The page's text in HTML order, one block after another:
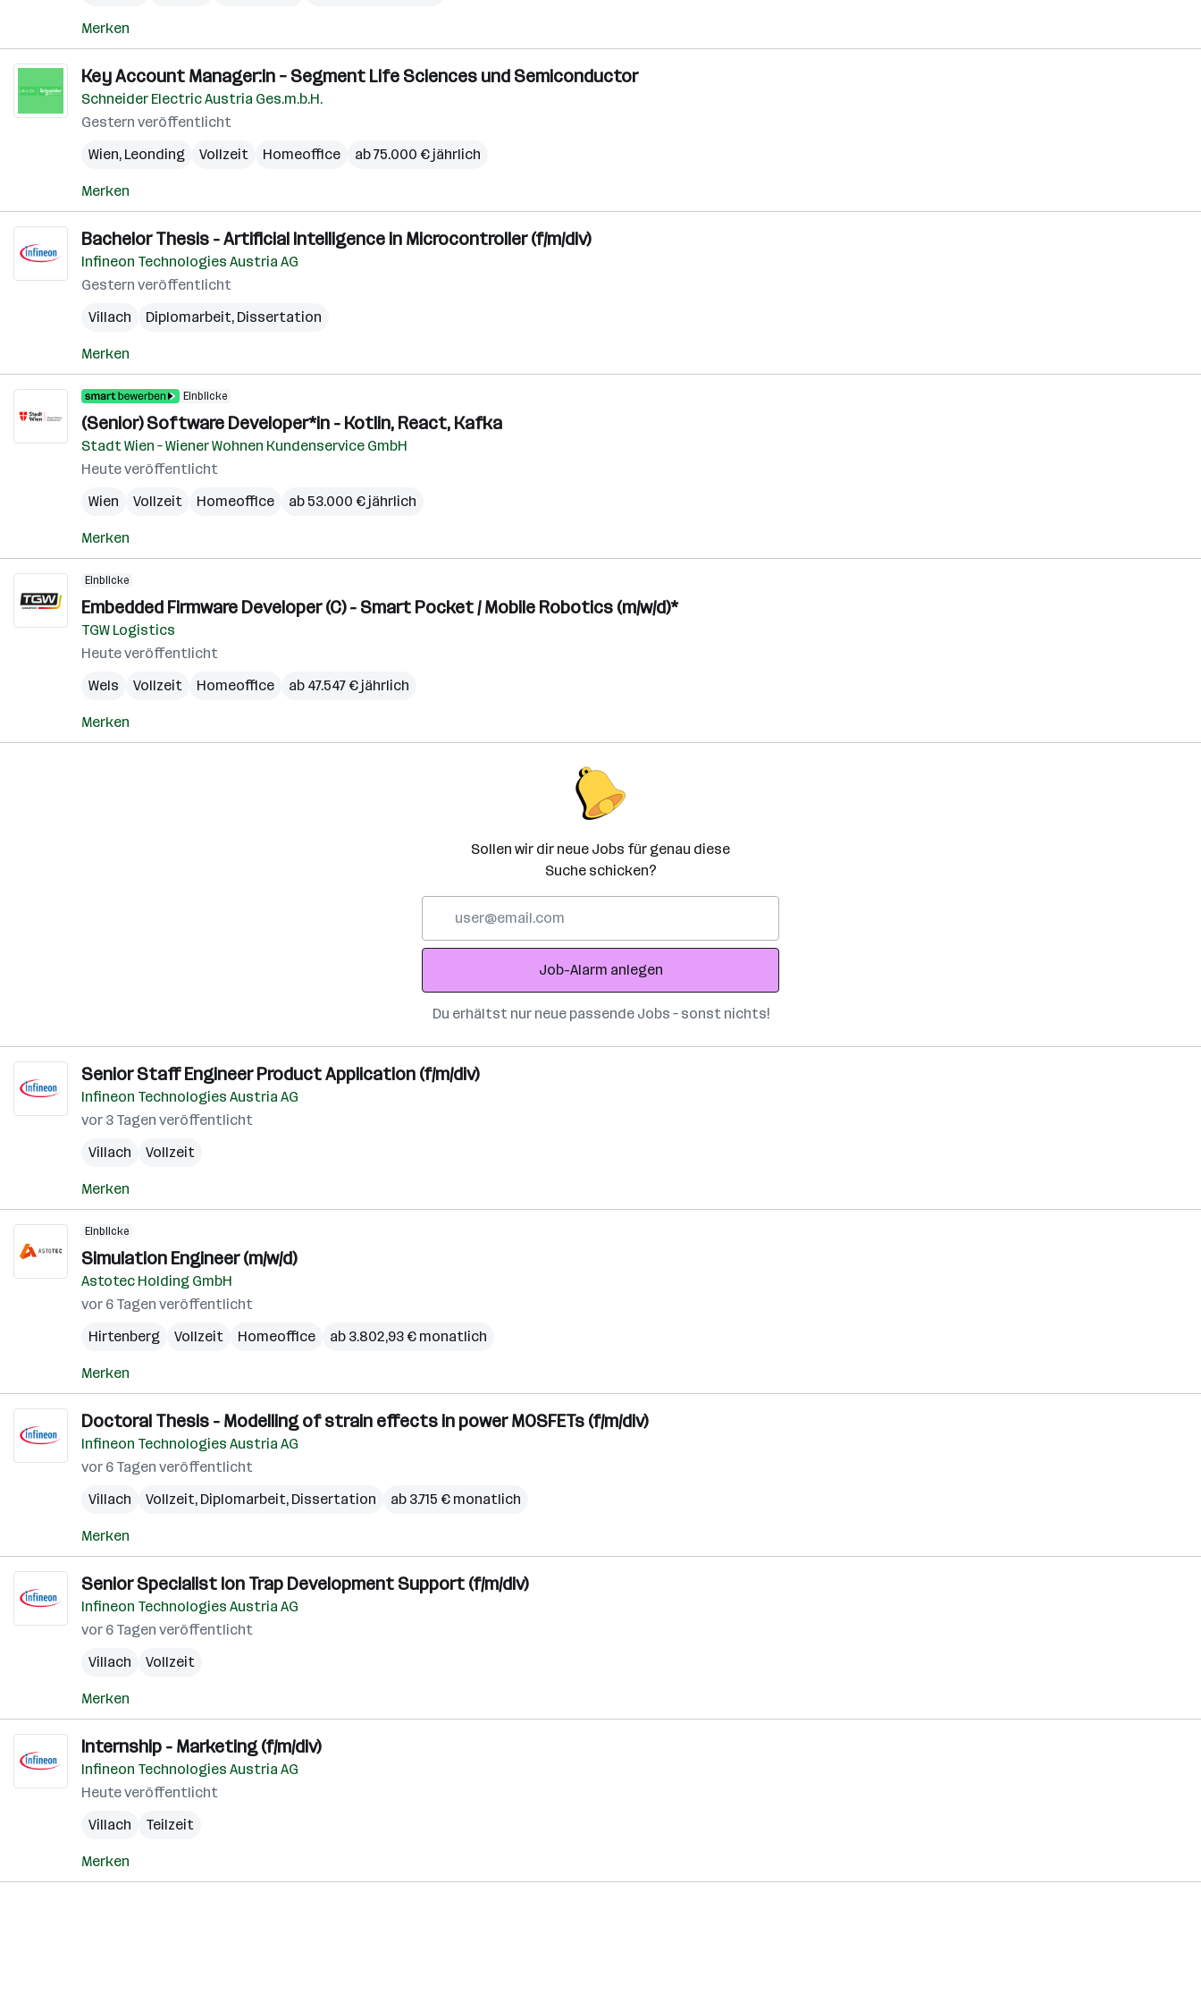
Merken
Key Account Manager:in – Segment Life Sciences und Semiconductor
Schneider Electric Austria Ges.m.b.H.
Gestern veröffentlicht
Wien, Leonding Vollzeit Homeoffice ab 75.000 € jährlich
Merken
Bachelor Thesis - Artificial Intelligence in Microcontroller (f/m/div)
Infineon Technologies Austria AG
Gestern veröffentlicht
Villach
Diplomarbeit, Dissertation
Merken
Einblicke
(Senior) Software Developer*in - Kotlin, React, Kafka
Stadt Wien – Wiener Wohnen Kundenservice GmbH
Heute veröffentlicht
Wien
Vollzeit Homeoffice ab 53.000 € jährlich
Merken
Einblicke
Embedded Firmware Developer (C) - Smart Pocket / Mobile Robotics (m/w/d)*
TGW Logistics
Heute veröffentlicht
Wels
Vollzeit Homeoffice ab 47.547 € jährlich
Merken
Sollen wir dir neue Jobs für genau diese
Suche schicken?
Adresse
Job-Alarm anlegen
Du erhältst nur neue passende Jobs – sonst nichts!
Senior Staff Engineer Product Application (f/m/div)
Infineon Technologies Austria AG
vor 3 Tagen veröffentlicht
Villach
Vollzeit
Merken
Einblicke
Simulation Engineer (m/w/d)
Astotec Holding GmbH
vor 6 Tagen veröffentlicht
Hirtenberg
Vollzeit Homeoffice ab 3.802,93 € monatlich
Merken
Doctoral Thesis - Modelling of strain effects in power MOSFETs (f/m/div)
Infineon Technologies Austria AG
vor 6 Tagen veröffentlicht
Villach
Vollzeit, Diplomarbeit, Dissertation ab 3.715 € monatlich
Merken
Senior Specialist Ion Trap Development Support (f/m/div)
Infineon Technologies Austria AG
vor 6 Tagen veröffentlicht
Villach
Vollzeit
Merken
Internship - Marketing (f/m/div)
Infineon Technologies Austria AG
Heute veröffentlicht
Villach
Teilzeit
Merken